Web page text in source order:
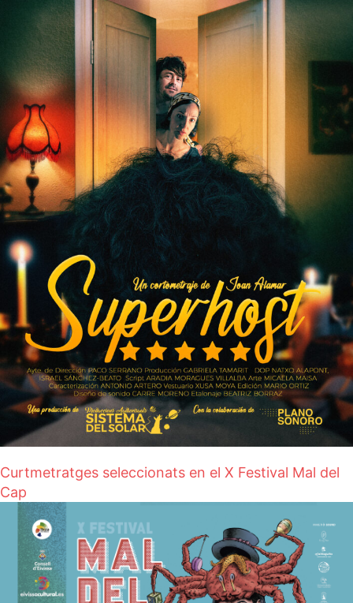
Curtmetratges seleccionats en el X Festival Mal del
Cap